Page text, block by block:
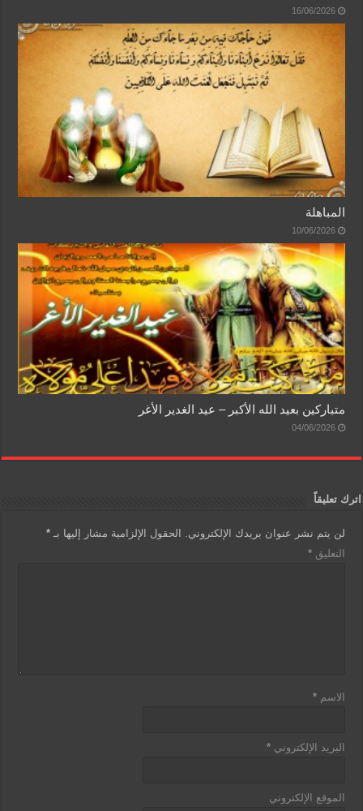
16/06/2026
المباهلة
10/06/2026
متباركين بعيد الله الأكبر – عيد الغدير الأغر
04/06/2026
اترك تعليقاً
لن يتم نشر عنوان بريدك الإلكتروني. الحقول الإلزامية مشار إليها بـ*
التعليق*
الاسم*
البريد الإلكتروني*
الموقع الإلكتروني